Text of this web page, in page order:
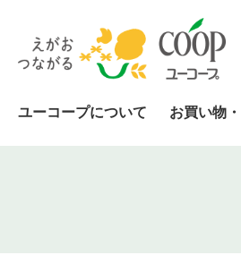
ユーコープについて お買い物